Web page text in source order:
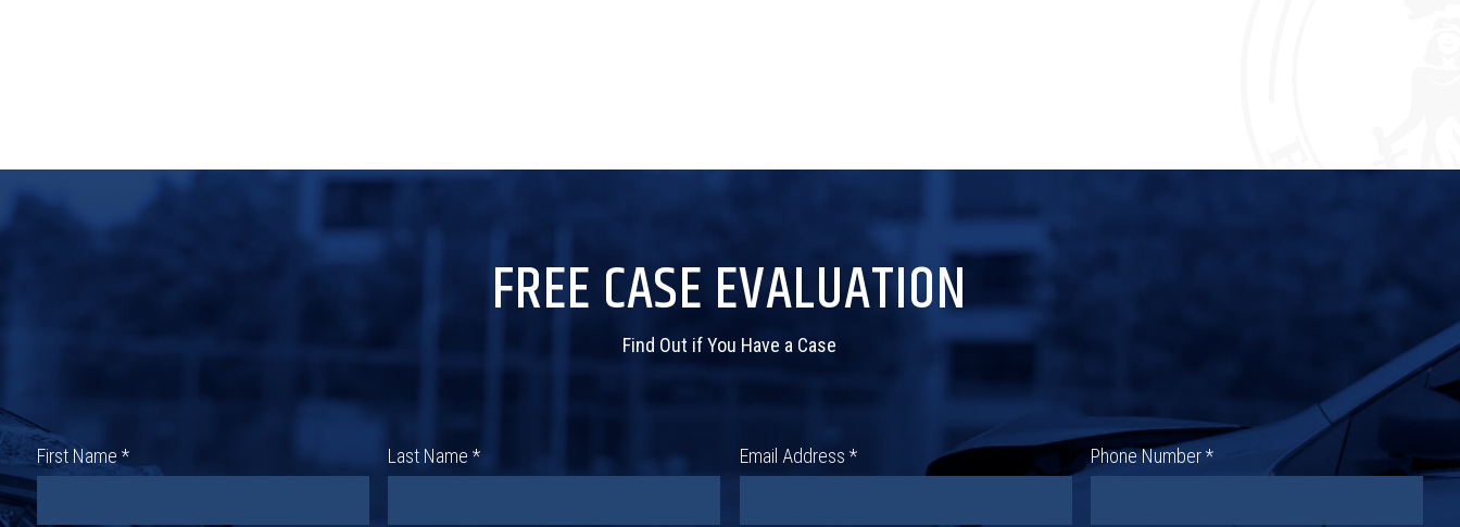
FREE CASE EVALUATION
Find Out if You Have a Case
First Name * Last Name * Email Address * Phone Number *